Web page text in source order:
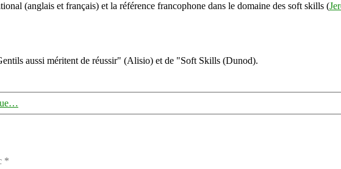
(anglais et français) et la référence francophone dans le domaine des soft skills (
aussi méritent de réussir" (Alisio) et de "Soft Skills (Dunod).
*